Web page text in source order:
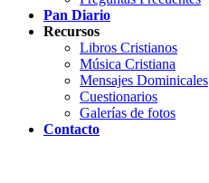
Pan Diario
Recursos
Libros Cristianos
Música Cristiana
Mensajes Dominicales
Cuestionarios
Galerías de fotos
Contacto